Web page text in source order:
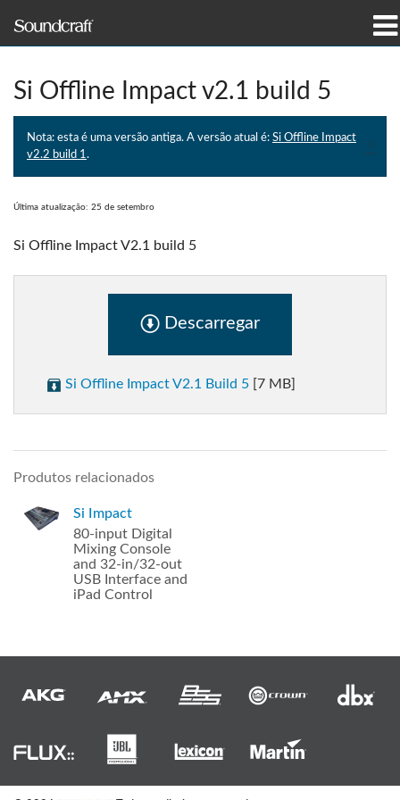
onde comprar
assistência
Si Offline Impact v2.1 build 5
Nota: esta é uma versão antiga. A versão atual é: Si Offline Impact
v2.2 build 1.
Última atualização: 25 de setembro
Si Offline Impact V2.1 build 5
Descarregar
Si Offline Impact V2.1 Build 5 [7 MB]
Produtos relacionados
Si Impact
80-input Digital
Mixing Console
and 32-in/32-out
USB Interface and
iPad Control